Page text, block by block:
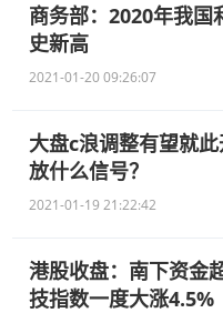
商务部：2020年我国
史新高
2021-01-20 09:26:07
大盘c浪调整有望就
放什么信号？
2021-01-19 21:22:42
港股收盘：南下资金
技指数一度大涨4.5%